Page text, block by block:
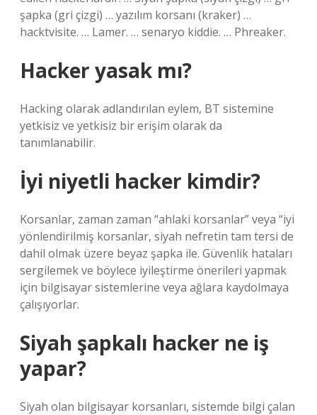
şapka (gri çizgi) … yazılım korsanı (kraker) …
hacktvisite. … Lamer. … senaryo kiddie. … Phreaker.
Hacker yasak mı?
Hacking olarak adlandırılan eylem, BT sistemine
yetkisiz ve yetkisiz bir erişim olarak da
tanımlanabilir.
İyi niyetli hacker kimdir?
Korsanlar, zaman zaman “ahlaki korsanlar” veya “iyi
yönlendirilmiş korsanlar, siyah nefretin tam tersi de
dahil olmak üzere beyaz şapka ile. Güvenlik hataları
sergilemek ve böylece iyileştirme önerileri yapmak
için bilgisayar sistemlerine veya ağlara kaydolmaya
çalışıyorlar.
Siyah şapkalı hacker ne iş
yapar?
Siyah olan bilgisayar korsanları, sistemde bilgi çalan